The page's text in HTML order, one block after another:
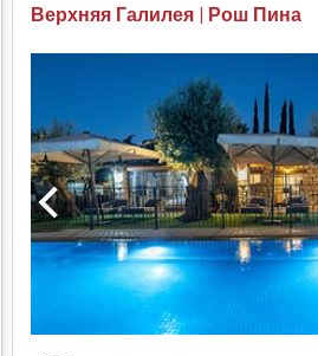
Верхняя Галилея | Рош Пина